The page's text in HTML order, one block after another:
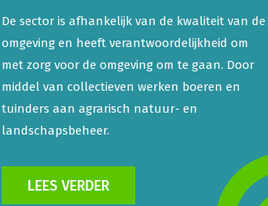
De sector is afhankelijk van de kwaliteit van de
omgeving en heeft verantwoordelijkheid om
met zorg voor de omgeving om te gaan. Door
middel van collectieven werken boeren en
tuinders aan agrarisch natuur- en
landschapsbeheer.
LEES VERDER